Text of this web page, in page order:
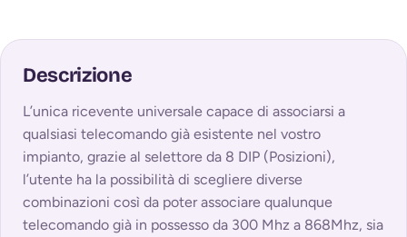
Descrizione
L’unica ricevente universale capace di associarsi a
qualsiasi telecomando già esistente nel vostro
impianto, grazie al selettore da 8 DIP (Posizioni),
l’utente ha la possibilità di scegliere diverse
combinazioni così da poter associare qualunque
telecomando già in possesso da 300 Mhz a 868Mhz, sia